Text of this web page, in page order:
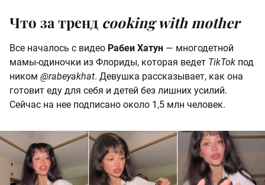
Что за тренд cooking with mother
Все началось с видео Рабеи Хатун — многодетной
мамы-одиночки из Флориды, которая ведет TikTok под
ником @rabeyakhat. Девушка рассказывает, как она
готовит еду для себя и детей без лишних усилий.
Сейчас на нее подписано около 1,5 млн человек.